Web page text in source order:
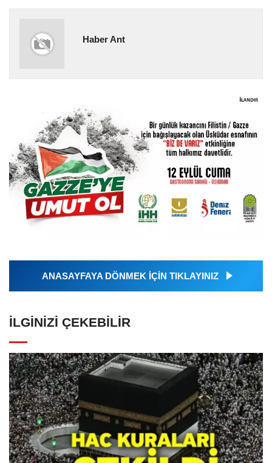
Haber Ant
ANASAYFAYA DÖNMEK İÇİN TIKLAYINIZ
İLGINIZI ÇEKEBILIR